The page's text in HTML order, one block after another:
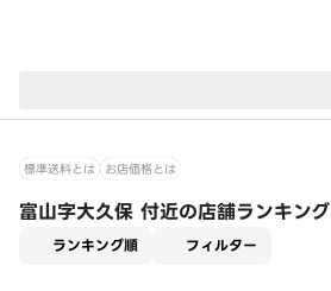
標準送料とは お店価格とは
富山字大久保 付近の店舗ランキング
ランキング順 フィルター